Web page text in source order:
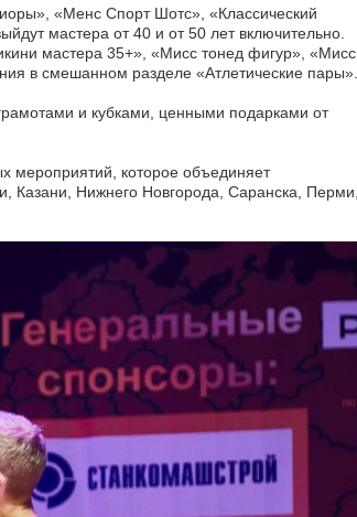
«Менс Спорт Шотс», «Классический
мастера от 40 и от 50 лет включительно.
мастера 35+», «Мисс тонед фигур», «Мисс
в смешанном разделе «Атлетические пары».
и кубками, ценными подарками от
мероприятий, которое объединяет
Казани, Нижнего Новгорода, Саранска, Перми,